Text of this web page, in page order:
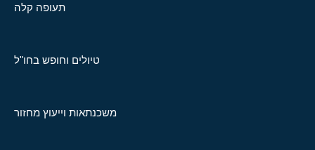
תעופה קלה
טיולים וחופש בחו"ל
משכנתאות וייעוץ מחזור